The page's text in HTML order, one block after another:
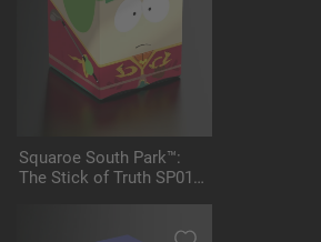
Squaroe South Park™:
The Stick of Truth SP012